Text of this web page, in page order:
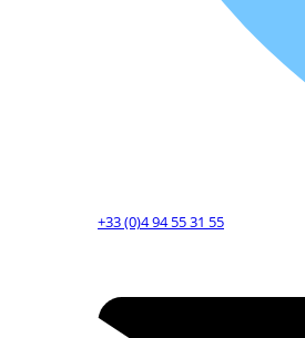
+33 (0)4 94 55 31 55